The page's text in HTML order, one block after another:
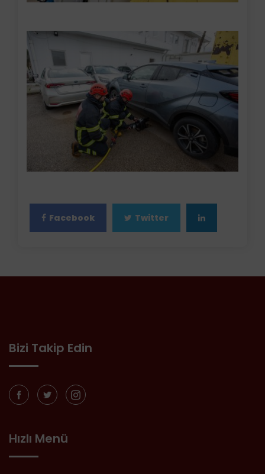
Facebook Twitter
Bizi Takip Edin
Hızlı Menü